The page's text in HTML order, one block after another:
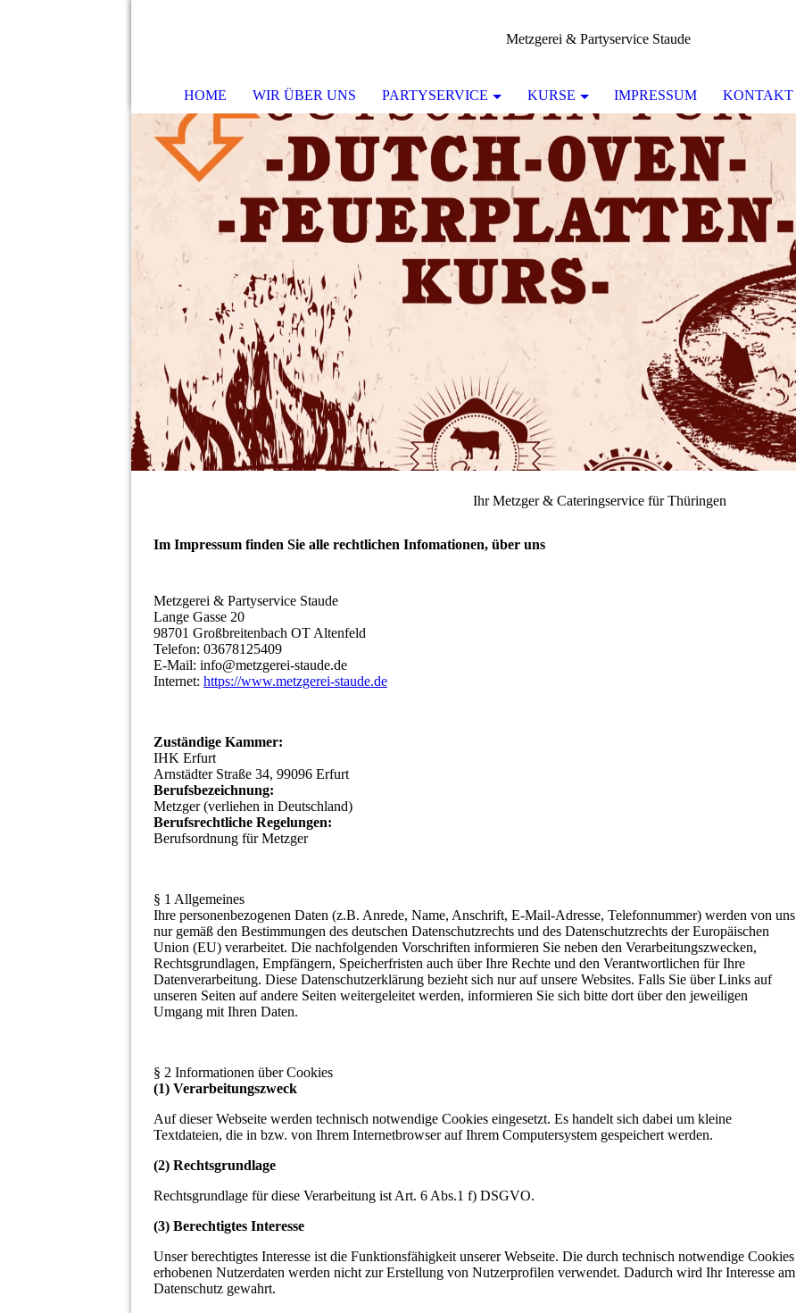
Metzgerei & Partyservice Staude
HOME WIR ÜBER UNS PARTYSERVICE KURSE IMPRESSUM KONTAKT
Ihr Metzger & Cateringservice für Thüringen
Im Impressum finden Sie alle rechtlichen Infomationen, über uns
Metzgerei & Partyservice Staude
Lange Gasse 20
98701 Großbreitenbach OT Altenfeld
Telefon: 03678125409
E-Mail: info@metzgerei-staude.de
Internet: https://www.metzgerei-staude.de
Zuständige Kammer:
IHK Erfurt
Arnstädter Straße 34, 99096 Erfurt
Berufsbezeichnung:
Metzger (verliehen in Deutschland)
Berufsrechtliche Regelungen:
Berufsordnung für Metzger
§ 1 Allgemeines
Ihre personenbezogenen Daten (z.B. Anrede, Name, Anschrift, E-Mail-Adresse, Telefonnummer) werden von uns
nur gemäß den Bestimmungen des deutschen Datenschutzrechts und des Datenschutzrechts der Europäischen
Union (EU) verarbeitet. Die nachfolgenden Vorschriften informieren Sie neben den Verarbeitungszwecken,
Rechtsgrundlagen, Empfängern, Speicherfristen auch über Ihre Rechte und den Verantwortlichen für Ihre
Datenverarbeitung. Diese Datenschutzerklärung bezieht sich nur auf unsere Websites. Falls Sie über Links auf
unseren Seiten auf andere Seiten weitergeleitet werden, informieren Sie sich bitte dort über den jeweiligen
Umgang mit Ihren Daten.
§ 2 Informationen über Cookies
(1) Verarbeitungszweck
Auf dieser Webseite werden technisch notwendige Cookies eingesetzt. Es handelt sich dabei um kleine
Textdateien, die in bzw. von Ihrem Internetbrowser auf Ihrem Computersystem gespeichert werden.
(2) Rechtsgrundlage
Rechtsgrundlage für diese Verarbeitung ist Art. 6 Abs.1 f) DSGVO.
(3) Berechtigtes Interesse
Unser berechtigtes Interesse ist die Funktionsfähigkeit unserer Webseite. Die durch technisch notwendige Cookies
erhobenen Nutzerdaten werden nicht zur Erstellung von Nutzerprofilen verwendet. Dadurch wird Ihr Interesse am
Datenschutz gewahrt.